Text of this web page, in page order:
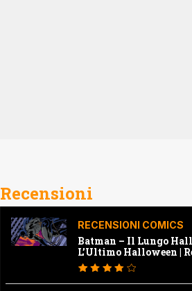
Recensioni
RECENSIONI COMICS
Batman – Il Lungo
L’Ultimo Halloween |